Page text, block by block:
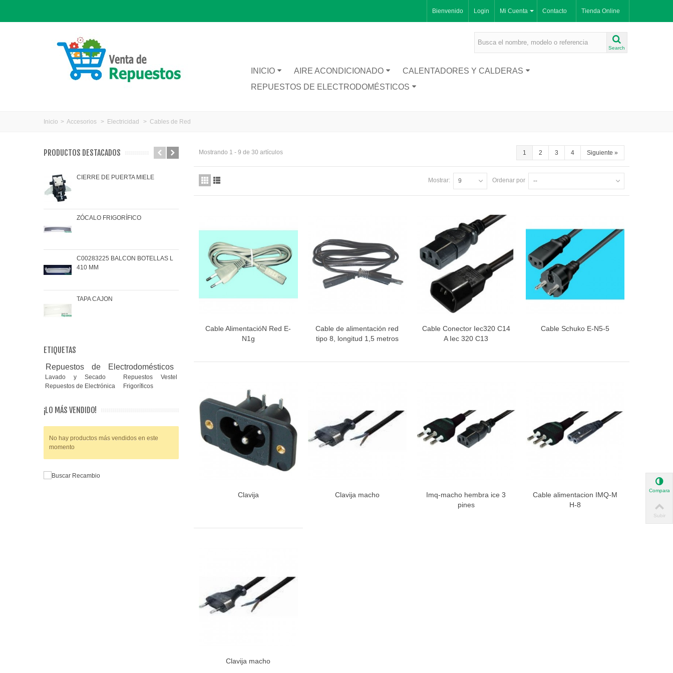
Tienda Online
Contacto
Mi Cuenta
Bienvenido Login
Search
INICIO AIRE ACONDICIONADO
CALENTADORES Y CALDERAS
REPUESTOS DE ELECTRODOMÉSTICOS
Inicio > Accesorios > Electricidad > Cables de Red
PRODUCTOS DESTACADOS
CIERRE DE PUERTA MIELE
ZÓCALO FRIGORÍFICO
C00283225 BALCON BOTELLAS L
410 MM
TAPA CAJON
JARRA CATA BT1200
COJINETE RODAMIENTOS FAGOR-
BRANDT
MANETA / MANGO HORNO
ETIQUETAS
Repuestos de Electrodomésticos
Lavado y Secado
Repuestos Vestel
Repuestos de Electrónica
Frigoríficos
¡LO MÁS VENDIDO!
No hay productos más vendidos en este
momento
1 2 3 4 Siguiente »
Mostrando 1 - 9 de 30 artículos
Ordenar por --
Mostrar: 9
Vista rápida
Cable AlimentacióN Red E-
N1g
Vista rápida
Cable de alimentación red
tipo 8, longitud 1,5 metros
Vista rápida
Cable Conector Iec320 C14
A Iec 320 C13
Vista rápida
Cable Schuko E-N5-5
Vista rápida
Clavija Vista rápida
Clavija macho Vista rápida
Imq-macho hembra ice 3
pines
Vista rápida
Cable alimentacion IMQ-M
H-8
Vista rápida
Clavija macho
Comparar
Subir